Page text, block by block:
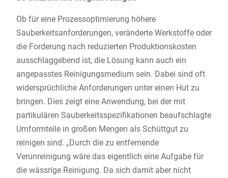
Ob für eine Prozessoptimierung höhere
Sauberkeitsanforderungen, veränderte Werkstoffe oder
die Forderung nach reduzierten Produktionskosten
ausschlaggebend ist, die Lösung kann auch ein
angepasstes Reinigungsmedium sein. Dabei sind oft
widersprüchliche Anforderungen unter einen Hut zu
bringen. Dies zeigt eine Anwendung, bei der mit
partikulären Sauberkeitsspezifikationen beaufschlagte
Umformteile in großen Mengen als Schüttgut zu
reinigen sind. „Durch die zu entfernende
Verunreinigung wäre das eigentlich eine Aufgabe für
die wässrige Reinigung. Da sich damit aber nicht